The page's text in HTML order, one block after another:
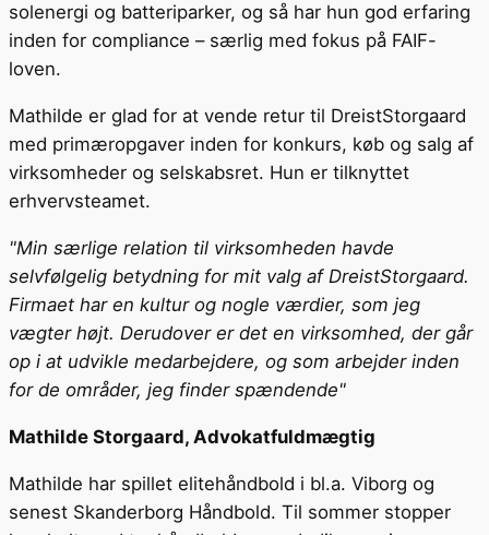
solenergi og batteriparker, og så har hun god erfaring
inden for compliance – særlig med fokus på FAIF-
loven.
Mathilde er glad for at vende retur til DreistStorgaard
med primæropgaver inden for konkurs, køb og salg af
virksomheder og selskabsret. Hun er tilknyttet
erhvervsteamet.
"Min særlige relation til virksomheden havde
selvfølgelig betydning for mit valg af DreistStorgaard.
Firmaet har en kultur og nogle værdier, som jeg
vægter højt. Derudover er det en virksomhed, der går
op i at udvikle medarbejdere, og som arbejder inden
for de områder, jeg finder spændende"
Mathilde Storgaard, Advokatfuldmægtig
Mathilde har spillet elitehåndbold i bl.a. Viborg og
senest Skanderborg Håndbold. Til sommer stopper